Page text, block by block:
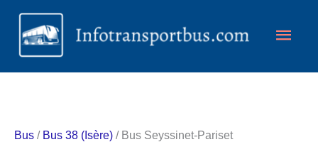
Aller
contenu
Bus / Bus 38 (Isère) / Bus Seyssinet-Pariset